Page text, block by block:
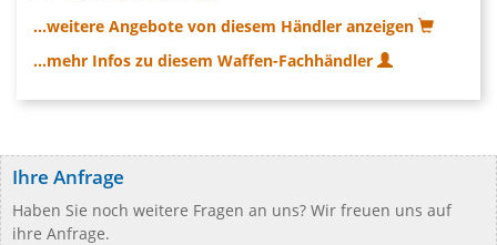
...weitere Angebote von diesem Händler anzeigen
...mehr Infos zu diesem Waffen-Fachhändler
Ihre Anfrage
Haben Sie noch weitere Fragen an uns? Wir freuen uns auf
ihre Anfrage.